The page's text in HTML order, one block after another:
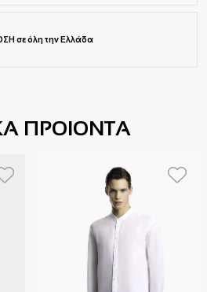
σε όλη την Ελλάδα
ΠΡΟΙΟΝΤΑ